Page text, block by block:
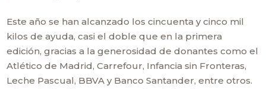
Este año se han alcanzado los cincuenta y cinco mil
kilos de ayuda, casi el doble que en la primera
edición, gracias a la generosidad de donantes como el
Atlético de Madrid, Carrefour, Infancia sin Fronteras,
Leche Pascual, BBVA y Banco Santander, entre otros.